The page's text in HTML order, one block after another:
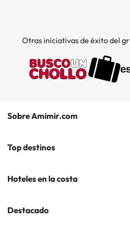
Otras iniciativas de éxito del
Sobre Amimir.com
¿Quiénes somos?
Gestionar mi reserva
Top destinos
Hoteles en Salou
Hoteles en Andorra la Vella
Hoteles en la costa
Hoteles en la Costa Azahar
Destacado